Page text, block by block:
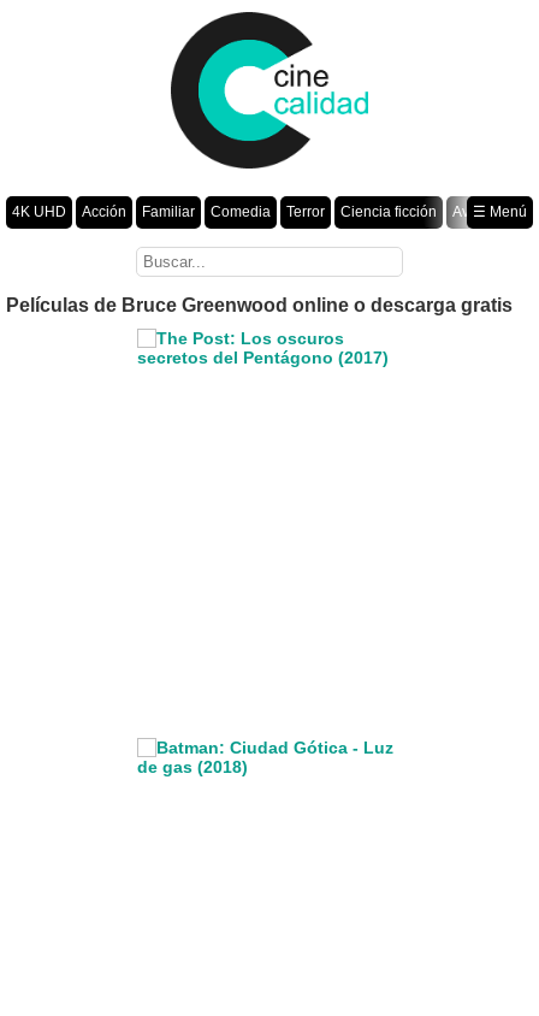
4K UHD Acción Familiar Comedia Terror Ciencia ficción
Aventura
Romance Fantasía Drama Animación Crimen
☰ Menú
Películas de Bruce Greenwood online o descarga gratis